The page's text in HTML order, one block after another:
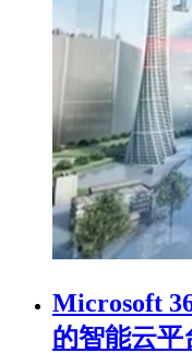
Microsoft
的智能云平